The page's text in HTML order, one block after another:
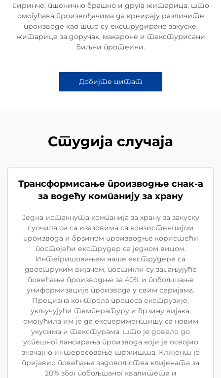
пиринче, пшенично брашно и друга житарица, што
омогућава произвођачима да креирају различите
производе као што су екструдиране закуске,
житарице за доручак, макароне и текстурисани
биљни протеини.
Добијте цитат
Студија случаја
Трансформисање производње снак-а
за водећу компанију за храну
Једна истакнута компанија за храну за закуску
суочила се са изазовима са конзистенцијом
производа и брзином производње користећи
постојећи екструдер са једном вицом.
Интегришовањем наше екструдере са
двоструким вијачем, постигли су запањујуће
повећање производње за 40% и побољшање
униформизације производа у свим серијама.
Прецизна контрола процеса екструзије,
укључујући температуру и брзину вијака,
омогућила им је да експериментишу са новим
укусима и текстурама, што је довело до
успешног лансирања производа који је освојио
значајно интересовање тржишта. Клијент је
пријавио повећање задовољства клијената за
20% због побољшаног квалитета и